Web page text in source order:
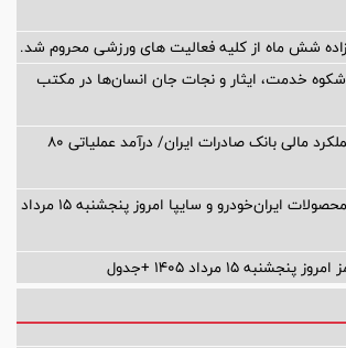
شش ماه از کلیه فعالیت های ورزشی محروم شد.
خدمت، ایثار و نجات جان انسان‌ها در مکتب
تغییر مثبت در عملکرد مالی بانک صادرات ایران/ درآمد عملیاتی 80
تغییر تند قیمت محصولات ایران‌خودرو و سایپا امروز پنجشنبه ۱۵ مرداد
۱۵ مرداد ۱۴۰۵ +جدول